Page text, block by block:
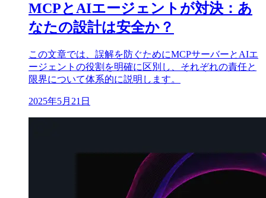
MCPとAIエージェントが対決：あ
なたの設計は安全か？
この文章では、誤解を防ぐためにMCPサーバーとAIエ
ージェントの役割を明確に区別し、それぞれの責任と
限界について体系的に説明します。
2025年5月21日